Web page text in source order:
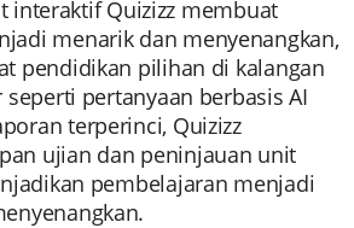
interaktif Quizizz membuat
menarik dan menyenangkan,
pendidikan pilihan di kalangan
pertanyaan berbasis AI
terperinci, Quizizz
ujian dan peninjauan unit
pembelajaran menjadi